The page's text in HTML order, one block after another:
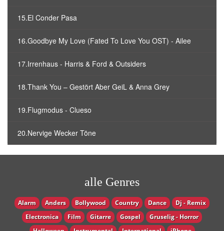
15.El Conder Pasa
16.Goodbye My Love (Fated To Love You OST) - Ailee
17.Irrenhaus - Harris & Ford & Outsiders
18.Thank You – Gestört Aber GeiL & Anna Grey
19.Flugmodus - Clueso
20.Nervige Wecker Töne
alle Genres
Alarm Anders Bollywood Country Dance
Dj - Remix
Electronica
Film Gitarre Gospel
Gruselig - Horror